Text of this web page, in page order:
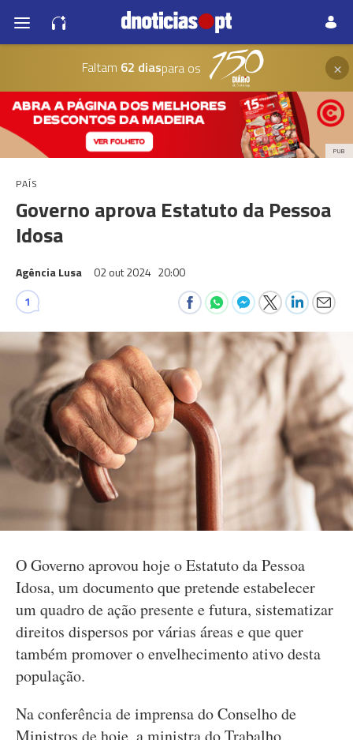
Faltam 62 diaspara os ×
PUB
PAÍS
Governo aprova Estatuto da Pessoa
Idosa
Agência Lusa 02 out 2024 20:00
1
O Governo aprovou hoje o Estatuto da Pessoa
Idosa, um documento que pretende estabelecer
um quadro de ação presente e futura, sistematizar
direitos dispersos por várias áreas e que quer
também promover o envelhecimento ativo desta
população.
Na conferência de imprensa do Conselho de
Ministros de hoje, a ministra do Trabalho,